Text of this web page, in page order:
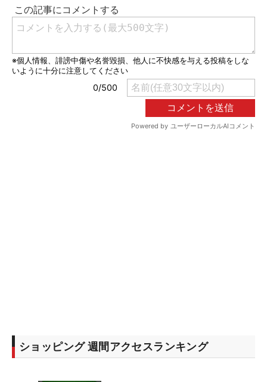
ショッピング 週間アクセスランキング